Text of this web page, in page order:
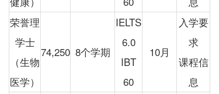
荣誉理
学士
（生物
医学）
74,250 8个学期
IELTS
6.0
IBT
60
10月
入学要
求
课程信
息